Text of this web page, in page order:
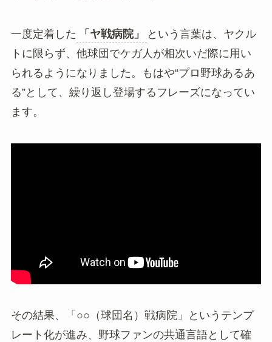
一度定着した 「ヤ戦病院」
という言葉は、ヤクル
トに限らず、他球団でケガ人が相次いだ際に用い
られるようになりました。もはや“プロ野球あるあ
る”として、繰り返し登場するフレーズになってい
ます。
その結果、「○○（球団名）戦病院」というテンプ
レート化が進み、野球ファンの共通言語として確